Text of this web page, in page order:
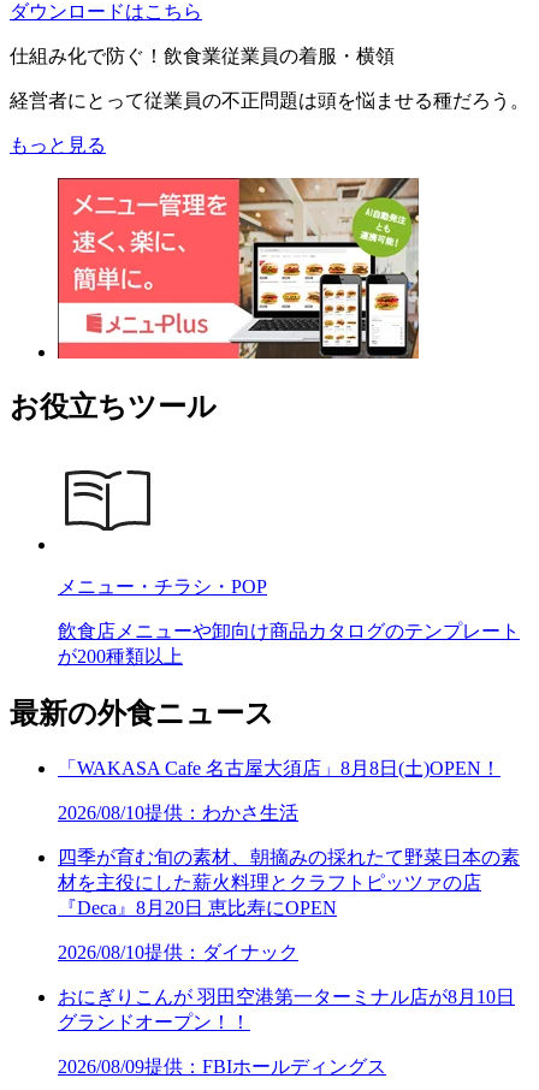
ダウンロードはこちら
仕組み化で防ぐ！飲食業従業員の着服・横領
経営者にとって従業員の不正問題は頭を悩ませる種だろう。
もっと見る
お役立ちツール
メニュー・チラシ・POP
飲食店メニューや卸向け商品カタログのテンプレート
が200種類以上
最新の外食ニュース
「WAKASA Cafe 名古屋大須店」8月8日(土)OPEN！
2026/08/10提供：わかさ生活
四季が育む旬の素材、朝摘みの採れたて野菜日本の素
材を主役にした薪火料理とクラフトピッツァの店
『Deca』8月20日 恵比寿にOPEN
2026/08/10提供：ダイナック
おにぎりこんが 羽田空港第一ターミナル店が8月10日
グランドオープン！！
2026/08/09提供：FBIホールディングス